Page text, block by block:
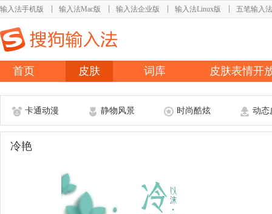
输入法手机版 输入法Mac版 输入法企业版 输入法Linux版 五笔输入法
首页 皮肤 词库 皮肤表情开
卡通动漫 静物风景 时尚酷炫 动态
冷艳